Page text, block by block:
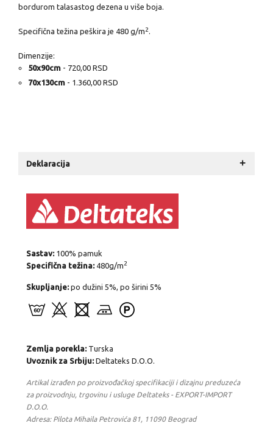
bordurom talasastog dezena u više boja.
Specifična težina peškira je 480 g/m2.
Dimenzije:
50x90cm- 720,00 RSD
70x130cm- 1.360,00 RSD
Deklaracija +
Sastav:100% pamuk
Specifična težina:480g/m2
Skupljanje:po dužini 5%, po širini 5%
Zemlja porekla:Turska
Uvoznik za Srbiju:Deltateks D.O.O.
Artikal izrađen po proizvođačkoj specifikaciji i dizajnu preduzeća
za proizvodnju, trgovinu i usluge Deltateks - EXPORT-IMPORT
D.O.O.
Adresa: Pilota Mihaila Petrovića 81, 11090 Beograd